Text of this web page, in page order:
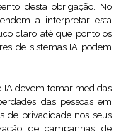
desta obrigação. No
a interpretar esta
claro até que ponto os
de sistemas IA podem
IA devem tomar medidas
das pessoas em
de privacidade nos seus
de campanhas de